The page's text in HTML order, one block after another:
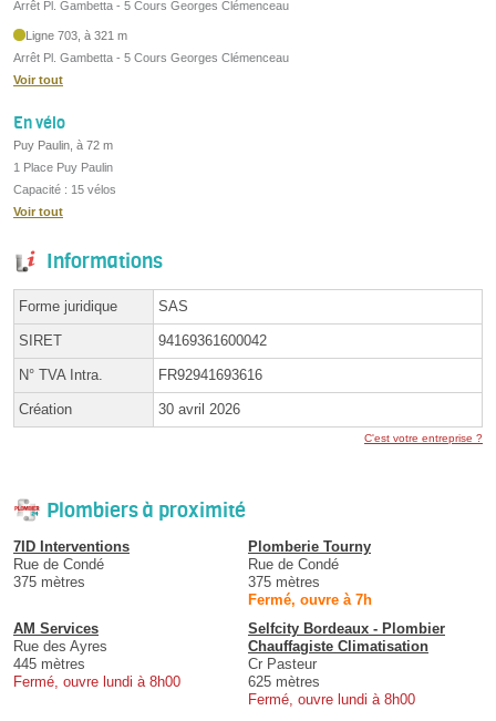
Arrêt Pl. Gambetta - 5 Cours Georges Clémenceau
Ligne 703, à 321 m
Arrêt Pl. Gambetta - 5 Cours Georges Clémenceau
Voir tout
En vélo
Puy Paulin, à 72 m
1 Place Puy Paulin
Capacité : 15 vélos
Voir tout
Informations
Forme juridique SAS
SIRET 94169361600042
N° TVA Intra. FR92941693616
Création 30 avril 2026
C'est votre entreprise ?
Plombiers à proximité
7ID Interventions
Rue de Condé
375 mètres
Plomberie Tourny
Rue de Condé
375 mètres
Fermé, ouvre à 7h
AM Services
Rue des Ayres
445 mètres
Fermé, ouvre lundi à 8h00
Selfcity Bordeaux - Plombier
Chauffagiste Climatisation
Cr Pasteur
625 mètres
Fermé, ouvre lundi à 8h00